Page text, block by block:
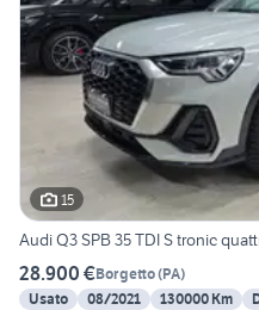
15
Audi Q3 SPB 35 TDI S tronic
28.900 €Borgetto(PA)
Usato
08/2021 130000 Km